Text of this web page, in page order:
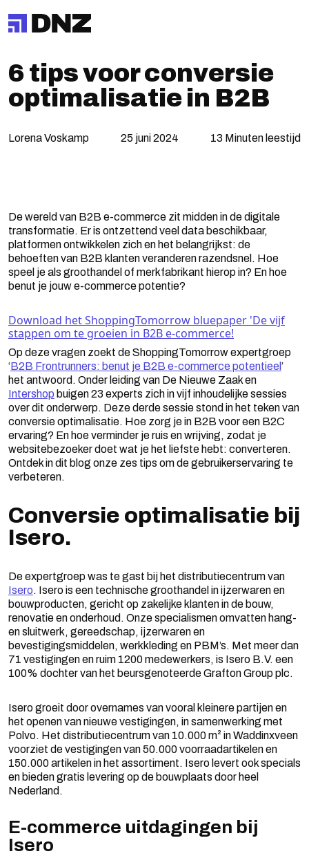
6 tips voor conversie
optimalisatie in B2B
Lorena Voskamp 25 juni 2024 13 Minuten leestijd
De wereld van B2B e-commerce zit midden in de digitale
transformatie. Er is ontzettend veel data beschikbaar,
platformen ontwikkelen zich en het belangrijkst: de
behoeften van B2B klanten veranderen razendsnel. Hoe
speel je als groothandel of merkfabrikant hierop in? En hoe
benut je jouw e-commerce potentie?
Download het ShoppingTomorrow bluepaper 'De vijf
stappen om te groeien in B2B e-commerce!
Op deze vragen zoekt de ShoppingTomorrow expertgroep
‘B2B Frontrunners: benut je B2B e-commerce potentieel ’
het antwoord. Onder leiding van De Nieuwe Zaak en
Intershop buigen 23 experts zich in vijf inhoudelijke sessies
over dit onderwerp. Deze derde sessie stond in het teken van
conversie optimalisatie. Hoe zorg je in B2B voor een B2C
ervaring? En hoe verminder je ruis en wrijving, zodat je
websitebezoeker doet wat je het liefste hebt: converteren.
Ontdek in dit blog onze zes tips om de gebruikerservaring te
verbeteren.
Conversie optimalisatie bij
Isero.
De expertgroep was te gast bij het distributiecentrum van
Isero. Isero is een technische groothandel in ijzerwaren en
bouwproducten, gericht op zakelijke klanten in de bouw,
renovatie en onderhoud. Onze specialismen omvatten hang-
en sluitwerk, gereedschap, ijzerwaren en
bevestigingsmiddelen, werkkleding en PBM’s. Met meer dan
71 vestigingen en ruim 1200 medewerkers, is Isero B.V. een
100% dochter van het beursgenoteerde Grafton Group plc.
Isero groeit door overnames van vooral kleinere partijen en
het openen van nieuwe vestigingen, in samenwerking met
Polvo. Het distributiecentrum van 10.000 m² in Waddinxveen
voorziet de vestigingen van 50.000 voorraadartikelen en
150.000 artikelen in het assortiment. Isero levert ook specials
en bieden gratis levering op de bouwplaats door heel
Nederland.
E-commerce uitdagingen bij
Isero